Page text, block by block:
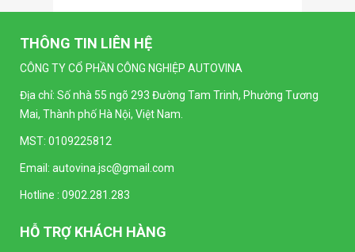
(96x96mm)
Đồng hồ kim Vôn kế SELEC AM-V-3-L
(96x96mm)
Liên hệ
(96x96mm)
Bộ điều khiển nhiệt độ Autonics TC4Y-N2N
THÔNG TIN LIÊN HỆ
CÔNG TY CỔ PHẦN CÔNG NGHIỆP AUTOVINA
Địa chỉ: Số nhà 55 ngõ 293 Đường Tam Trinh, Phường Tương
Mai, Thành phố Hà Nội, Việt Nam.
MST: 0109225812
Email: autovina.jsc@gmail.com
Hotline : 0902.281.283
HỖ TRỢ KHÁCH HÀNG